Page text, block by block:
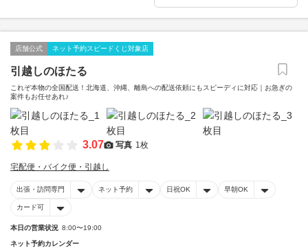
店舗公式 ネット予約スピードくじ対象店
引越しのほたる
これぞ本物の全国配送！北海道、沖縄、離島への配送依頼にもスピーディに対応｜お急ぎの
案件もお任せあれ♪
3.07 写真 1枚
宅配便・バイク便・引越し
出張・訪問専門 ネット予約 日祝OK 早朝OK
カード可
本日の営業状況 8:00〜19:00
ネット予約カレンダー